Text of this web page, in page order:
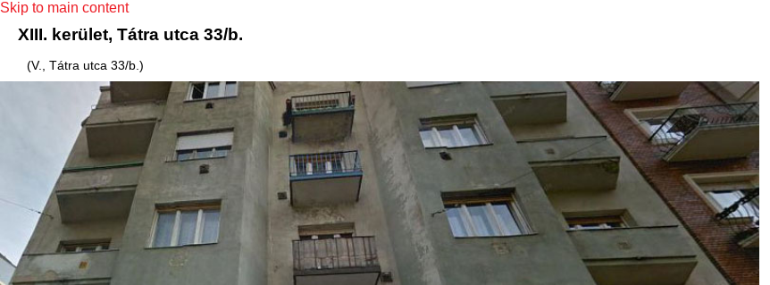
Skip to main content
XIII. kerület, Tátra utca 33/b.
(V., Tátra utca 33/b.)